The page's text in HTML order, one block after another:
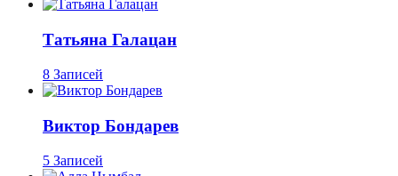
Татьяна Галацан
8 Записей
Виктор Бондарев
5 Записей